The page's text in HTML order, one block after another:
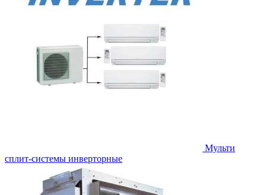
Мульти
сплит-системы инверторные